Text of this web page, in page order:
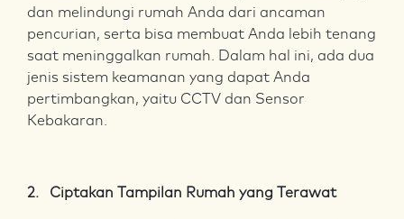
dan melindungi rumah Anda dari ancaman
pencurian, serta bisa membuat Anda lebih tenang
saat meninggalkan rumah. Dalam hal ini, ada dua
jenis sistem keamanan yang dapat Anda
pertimbangkan, yaitu CCTV dan Sensor
Kebakaran.
2. Ciptakan Tampilan Rumah yang Terawat